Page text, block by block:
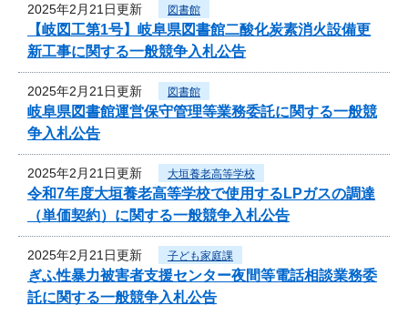
2025年2月21日更新 図書館
【岐図工第1号】岐阜県図書館二酸化炭素消火設備更
新工事に関する一般競争入札公告
2025年2月21日更新 図書館
岐阜県図書館運営保守管理等業務委託に関する一般競
争入札公告
2025年2月21日更新 大垣養老高等学校
令和7年度大垣養老高等学校で使用するLPガスの調達
（単価契約）に関する一般競争入札公告
2025年2月21日更新 子ども家庭課
ぎふ性暴力被害者支援センター夜間等電話相談業務委
託に関する一般競争入札公告